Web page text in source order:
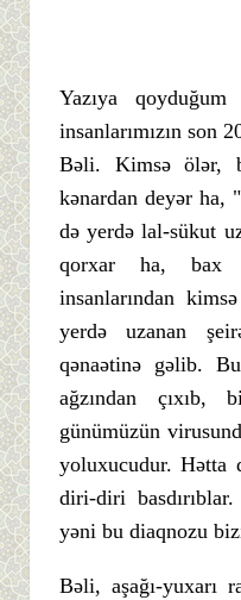
Yazıya
insanlarımızın son
Bəli. Kimsə ölər,
kənardan deyər ha,
də yerdə lal-sükut
qorxar ha, bax
insanlarından
yerdə uzanan
qənaətinə gəlib.
ağzından çıxıb,
günümüzün
yoluxucudur. Hətta
diri-diri
yəni bu diaqnozu
Bəli, aşağı-yuxarı